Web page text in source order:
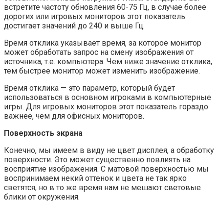
встретите частоту обновления 60-75 Гц, в случае более
дорогих или игровых мониторов этот показатель
достигает значений до 240 и выше Гц.
Время отклика указывает время, за которое монитор
может обработать запрос на смену изображения от
источника, т.е. компьютера. Чем ниже значение отклика,
тем быстрее монитор может изменить изображение.
Время отклика — это параметр, который будет
использоваться в основном игроками в компьютерные
игры. Для игровых мониторов этот показатель гораздо
важнее, чем для офисных мониторов.
Поверхность экрана
Конечно, мы имеем в виду не цвет дисплея, а обработку
поверхности. Это может существенно повлиять на
восприятие изображения. С матовой поверхностью мы
воспринимаем некий оттенок и цвета не так ярко
светятся, но в то же время нам не мешают световые
блики от окружения.